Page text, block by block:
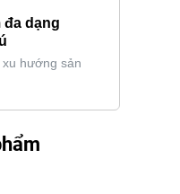
đa dạng
xu hướng sản